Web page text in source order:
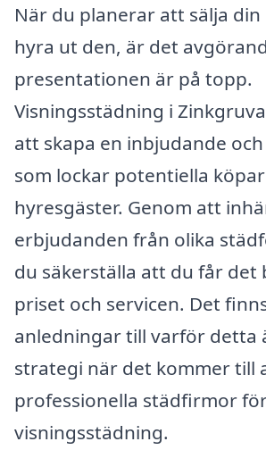
När du planerar att sälja
hyra ut den, är det
presentationen är på topp.
Visningsstädning i
att skapa en inbjudande
som lockar potentiella
hyresgäster. Genom att
erbjudanden från olika
du säkerställa att du får det
priset och servicen. Det
anledningar till varför detta
strategi när det kommer till
professionella städfirmor
visningsstädning.